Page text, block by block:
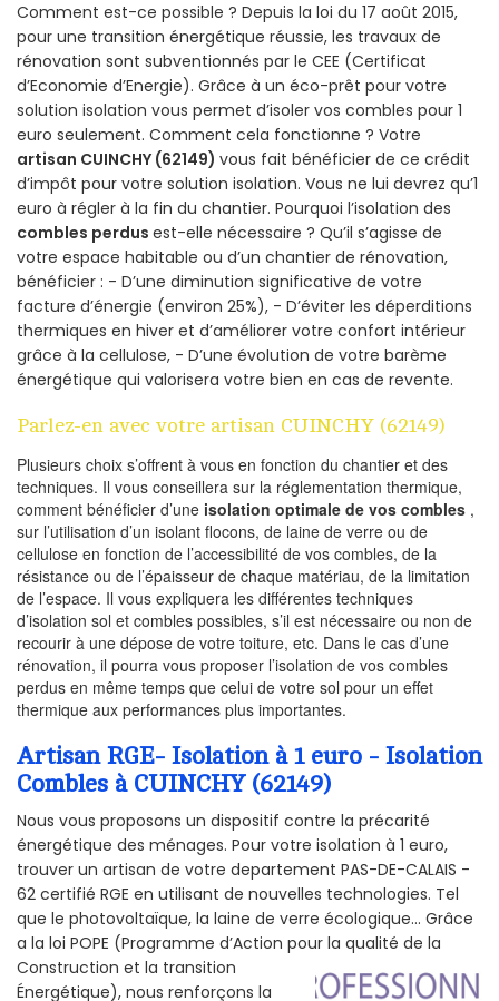
Comment est-ce possible ? Depuis la loi du 17 août 2015,
pour une transition énergétique réussie, les travaux de
rénovation sont subventionnés par le CEE (Certificat
d’Economie d’Energie). Grâce à un éco-prêt pour votre
solution isolation vous permet d’isoler vos combles pour 1
euro seulement. Comment cela fonctionne ? Votre
artisan CUINCHY (62149) vous fait bénéficier de ce crédit
d’impôt pour votre solution isolation. Vous ne lui devrez qu’1
euro à régler à la fin du chantier. Pourquoi l’isolation des
combles perdus est-elle nécessaire ? Qu’il s’agisse de
votre espace habitable ou d’un chantier de rénovation,
bénéficier : - D’une diminution significative de votre
facture d’énergie (environ 25%), - D’éviter les déperditions
thermiques en hiver et d’améliorer votre confort intérieur
grâce à la cellulose, - D’une évolution de votre barème
énergétique qui valorisera votre bien en cas de revente.
Parlez-en avec votre artisan CUINCHY (62149)
Plusieurs choix s’offrent à vous en fonction du chantier et des
techniques. Il vous conseillera sur la réglementation thermique,
comment bénéficier d’une isolation optimale de vos combles ,
sur l’utilisation d’un isolant flocons, de laine de verre ou de
cellulose en fonction de l’accessibilité de vos combles, de la
résistance ou de l’épaisseur de chaque matériau, de la limitation
de l’espace. Il vous expliquera les différentes techniques
d’isolation sol et combles possibles, s’il est nécessaire ou non de
recourir à une dépose de votre toiture, etc. Dans le cas d’une
rénovation, il pourra vous proposer l’isolation de vos combles
perdus en même temps que celui de votre sol pour un effet
thermique aux performances plus importantes.
Artisan RGE- Isolation à 1 euro - Isolation
Combles à CUINCHY (62149)
Nous vous proposons un dispositif contre la précarité
énergétique des ménages. Pour votre isolation à 1 euro,
trouver un artisan de votre departement PAS-DE-CALAIS -
62 certifié RGE en utilisant de nouvelles technologies. Tel
que le photovoltaïque, la laine de verre écologique... Grâce
a la loi POPE (Programme d’Action pour la qualité de la
Construction et la transition
Énergétique), nous renforçons la